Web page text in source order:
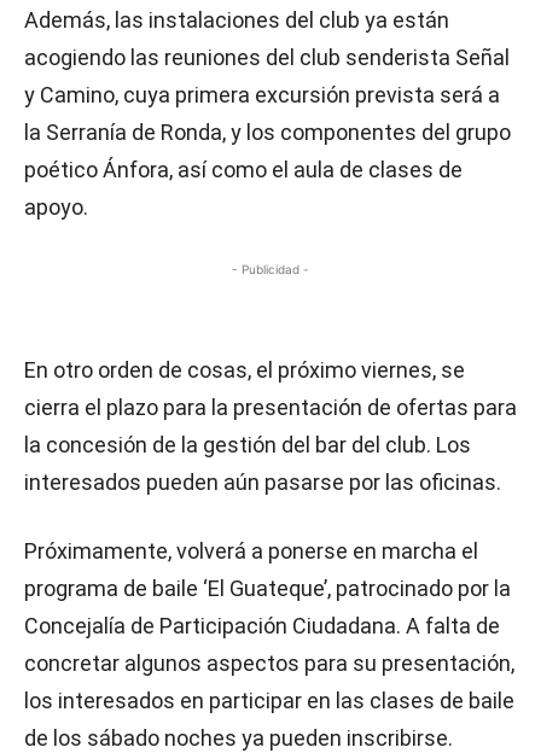
Además, las instalaciones del club ya están
acogiendo las reuniones del club senderista Señal
y Camino, cuya primera excursión prevista será a
la Serranía de Ronda, y los componentes del grupo
poético Ánfora, así como el aula de clases de
apoyo.
- Publicidad -
En otro orden de cosas, el próximo viernes, se
cierra el plazo para la presentación de ofertas para
la concesión de la gestión del bar del club. Los
interesados pueden aún pasarse por las oficinas.
Próximamente, volverá a ponerse en marcha el
programa de baile ‘El Guateque’, patrocinado por la
Concejalía de Participación Ciudadana. A falta de
concretar algunos aspectos para su presentación,
los interesados en participar en las clases de baile
de los sábado noches ya pueden inscribirse.